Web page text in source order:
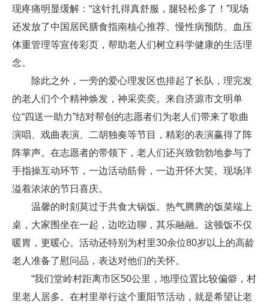
现疼痛明显缓解：“这针扎得真舒服，腿轻松多了！”现场
还发放了中国居民膳食指南核心推荐、慢性病预防、血压
体重管理等宣传彩页，帮助老人们树立科学健康的生活理
念。
除此之外，一旁的爱心理发区也排起了长队，理完发
的老人们个个精神焕发，神采奕奕。来自济源市文明单
位“四送一助力”结对帮创的志愿者们为老人们带来了歌曲
演唱、戏曲表演、二胡独奏等节目，精彩的表演赢得了阵
阵掌声。在志愿者的带领下，老人们还兴致勃勃地参与了
手指操互动环节，一边活动筋骨，一边开怀大笑。现场洋
溢着浓浓的节日喜庆。
温馨的时刻莫过于共食大锅饭。热气腾腾的饭菜端上
桌，大家围坐在一起，边吃边聊，其乐融融。这顿饭不仅
暖胃，更暖心。活动还特别为村里30余位80岁以上的高龄
老人准备了慰问品，表达对他们的关怀。
“我们堂岭村距离市区50公里，地理位置比较偏僻，村
里老人居多。在村里举行这个重阳节活动，就是希望让老